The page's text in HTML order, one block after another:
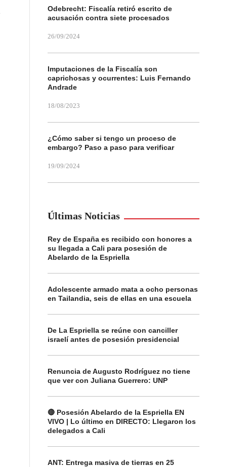
Odebrecht: Fiscalía retiró escrito de
acusación contra siete procesados
26/09/2024
Imputaciones de la Fiscalía son
caprichosas y ocurrentes: Luis Fernando
Andrade
18/08/2023
¿Cómo saber si tengo un proceso de
embargo? Paso a paso para verificar
19/09/2024
Últimas Noticias
Rey de España es recibido con honores a
su llegada a Cali para posesión de
Abelardo de la Espriella
Adolescente armado mata a ocho personas
en Tailandia, seis de ellas en una escuela
De La Espriella se reúne con canciller
israelí antes de posesión presidencial
Renuncia de Augusto Rodríguez no tiene
que ver con Juliana Guerrero: UNP
🔴 Posesión Abelardo de la Espriella EN
VIVO | Lo último en DIRECTO: Llegaron los
delegados a Cali
ANT: Entrega masiva de tierras en 25